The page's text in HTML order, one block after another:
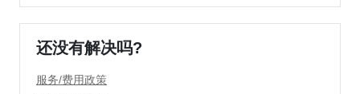
还没有解决吗?
服务/费用政策